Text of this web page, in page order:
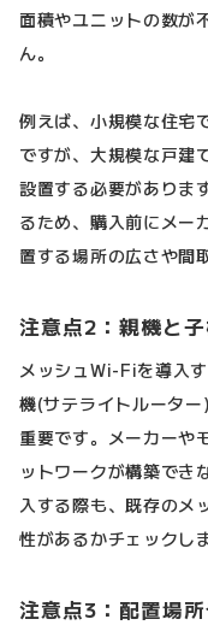
面積やユニットの数が
ん。
例えば、小規模な住宅
ですが、大規模な戸建
設置する必要がありま
るため、購入前にメー
置する場所の広さや間
注意点2：親機と
メッシュWi-Fiを導入
機(サテライトルータ
重要です。メーカーや
ットワークが構築でき
入する際も、既存のメ
性があるかチェックし
注意点3：配置場